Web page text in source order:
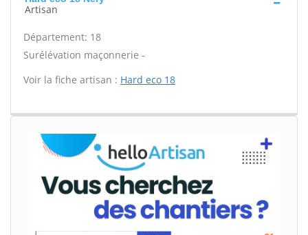
Artisan
Département: 18
Surélévation maçonnerie -
Voir la fiche artisan : Hard eco 18